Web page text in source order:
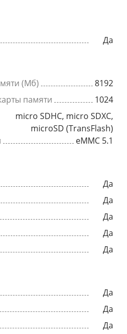
Да
(Мб)
8192
памяти
1024
micro SDHC, micro SDXC,
microSD (TransFlash)
eMMC 5.1
Да
Да
Да
Да
Да
Да
Да
Да